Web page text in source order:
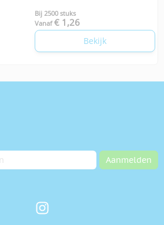
Bij 2500 stuks
Vanaf € 1,26
Bekijk
Aanmelden